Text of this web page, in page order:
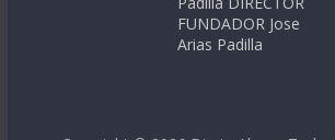
FUNDADOR Jose
Arias Padilla